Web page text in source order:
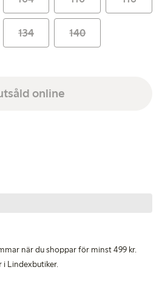
134 140
online
när du shoppar för minst 499 kr.
Lindexbutiker.